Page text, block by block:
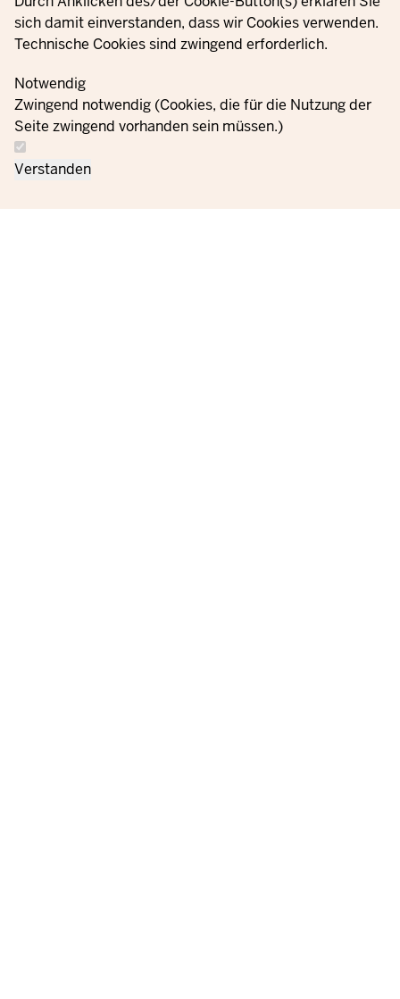
sich damit einverstanden, dass wir Cookies verwenden.
Technische Cookies sind zwingend erforderlich.
Notwendig
Zwingend notwendig (Cookies, die für die Nutzung der
Seite zwingend vorhanden sein müssen.)
Verstanden